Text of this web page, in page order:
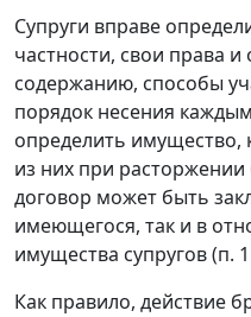
Супруги вправе
частности, свои права
содержанию, способы
порядок несения
определить имущество,
из них при
договор может быть
имеющегося, так и в
имущества супругов (п.
Как правило, действие